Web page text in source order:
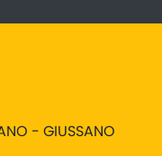
- GIUSSANO